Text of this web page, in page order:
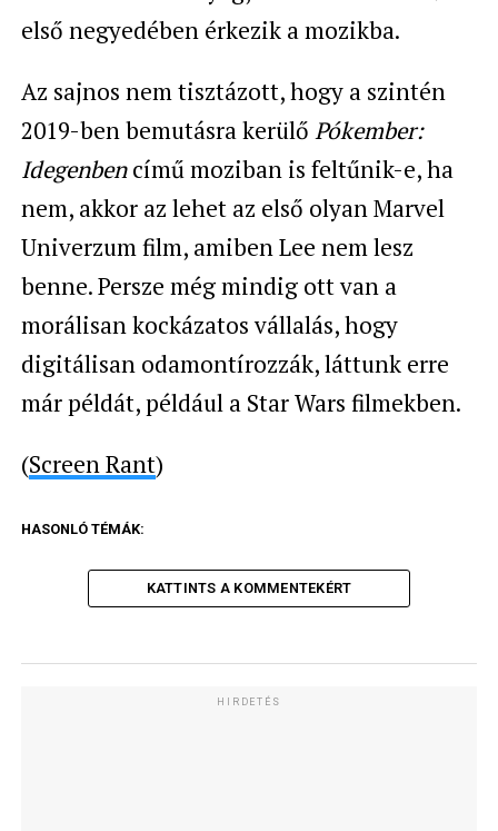
első negyedében érkezik a mozikba.
Az sajnos nem tisztázott, hogy a szintén
2019-ben bemutásra kerülő Pókember:
Idegenbencímű moziban is feltűnik-e, ha
nem, akkor az lehet az első olyan Marvel
Univerzum film, amiben Lee nem lesz
benne. Persze még mindig ott van a
morálisan kockázatos vállalás, hogy
digitálisan odamontírozzák, láttunk erre
már példát, például a Star Wars filmekben.
(Screen Rant)
HASONLÓ TÉMÁK:
KATTINTS A KOMMENTEKÉRT
HIRDETÉS